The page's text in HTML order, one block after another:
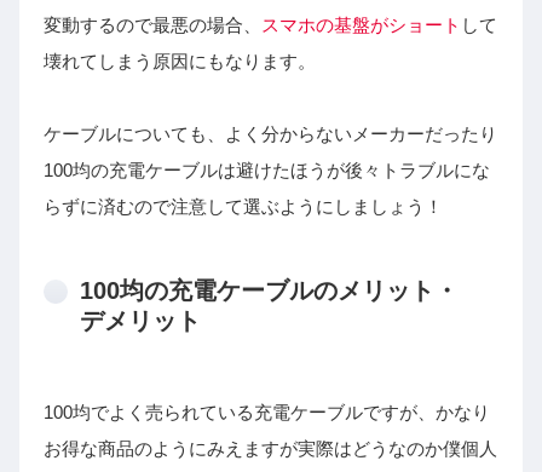
変動するので最悪の場合、
スマホの基盤がショート して
壊れてしまう原因にもなります。
ケーブルについても、よく分からないメーカーだったり
100均の充電ケーブルは避けたほうが後々トラブルにな
らずに済むので注意して選ぶようにしましょう！
100均の充電ケーブルのメリット・
デメリット
100均でよく売られている充電ケーブルですが、かなり
お得な商品のようにみえますが実際はどうなのか僕個人